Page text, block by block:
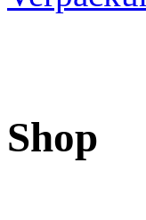
Shop